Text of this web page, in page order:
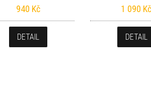
940 Kč
DETAIL
1 090 Kč
DETAIL